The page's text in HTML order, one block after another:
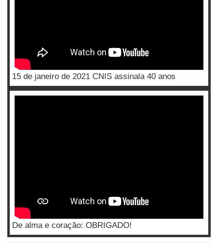
15 de janeiro de 2021 CNIS assinala 40 anos
De alma e coração: OBRIGADO!